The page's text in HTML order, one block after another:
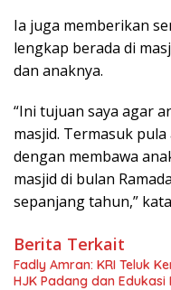
Ia juga memberikan
lengkap berada di
dan anaknya.
“Ini tujuan saya agar
masjid. Termasuk
dengan membawa
masjid di bulan
sepanjang tahun,”
Berita Terkait
Fadly Amran: KRI Teluk
HJK Padang dan